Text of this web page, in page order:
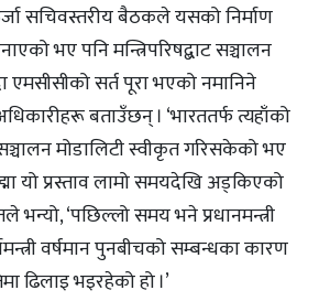
सचिवस्तरीय बैठकले यसको निर्माण
भए पनि मन्त्रिपरिषद्बाट सञ्चालन
एमसीसीको सर्त पूरा भएको नमानिने
बताउँछन् । ‘भारततर्फ त्यहाँको
मोडालिटी स्वीकृत गरिसकेको भए
यो प्रस्ताव लामो समयदेखि अड्किएको
भन्यो, ‘पछिल्लो समय भने प्रधानमन्त्री
वर्षमान पुनबीचको सम्बन्धका कारण
ढिलाइ भइरहेको हो ।’